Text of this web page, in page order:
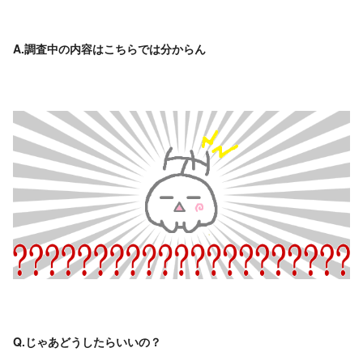
A.調査中の内容はこちらでは分からん
Q.じゃあどうしたらいいの？